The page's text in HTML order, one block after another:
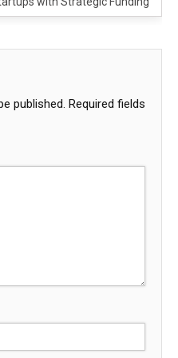
published. Required fields